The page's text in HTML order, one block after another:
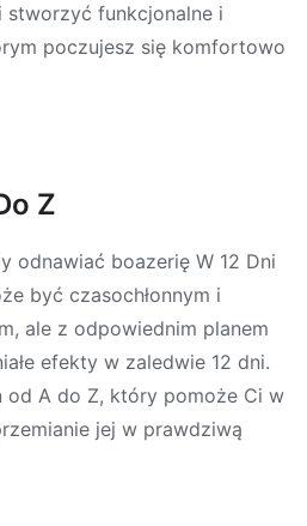
funkcjonalne i
poczujesz się komfortowo
Z
odnawiać boazerię W 12 Dni
być czasochłonnym i
ale z odpowiednim planem
efekty w zaledwie 12 dni.
od A do Z, który pomoże Ci w
jej w prawdziwą